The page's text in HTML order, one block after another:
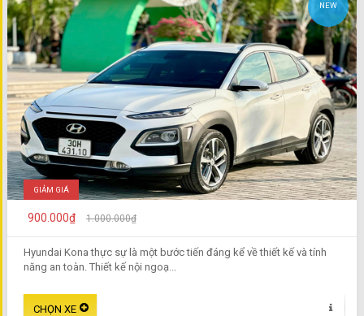
NEW
GIẢM GIÁ
900.000₫ 1.000.000₫
Hyundai Kona thực sự là một bước tiến đáng kể về thiết kế và tính
năng an toàn. Thiết kế nội ngoạ...